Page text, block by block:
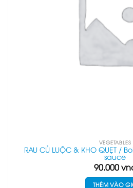
VEGETABLES
RAU CỦ LUỘC & KHO QUẸT /
sauce
90.000
THÊM VÀO